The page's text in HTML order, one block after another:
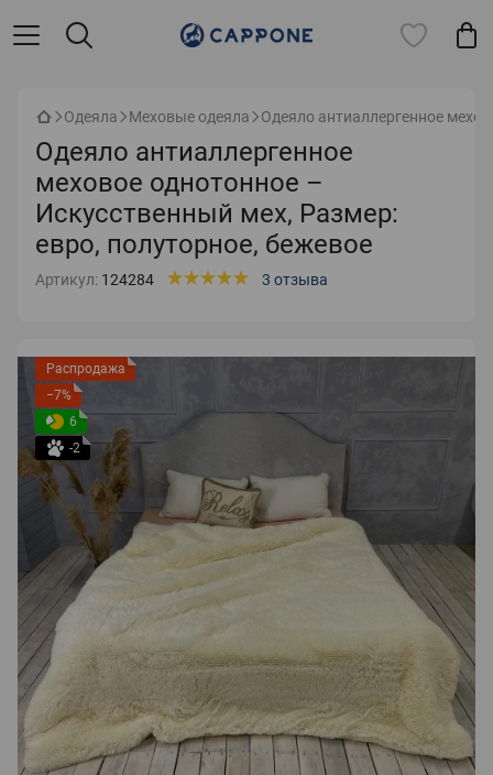
Одеяла Меховые одеяла Одеяло антиаллергенное
Одеяло антиаллергенное
меховое однотонное –
Искусственный мех, Размер:
евро, полуторное, бежевое
Артикул: 124284 3 отзыва
Распродажа
−7%
6
-2